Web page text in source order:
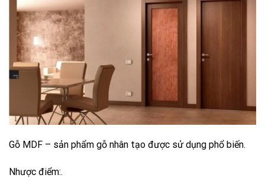
Gỗ MDF – sản phẩm gỗ nhân tạo được sử dụng phổ biến.
Nhược điểm:.